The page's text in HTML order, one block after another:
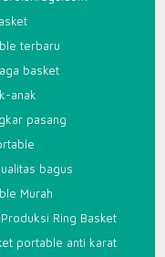
terbaru
basket
anak
pasang
bagus
Murah
Produksi Ring Basket
portable anti karat